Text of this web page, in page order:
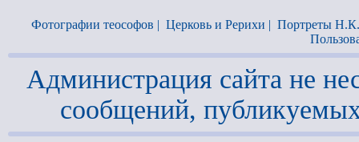
Фотографии теософов | Церковь и Рерихи | Портреты
Администрация сайта не
сообщений,